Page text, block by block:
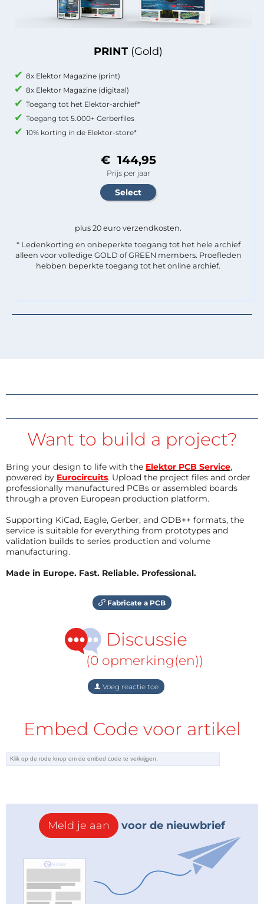
PRINT (Gold)
8x Elektor Magazine (print)
8x Elektor Magazine (digitaal)
Toegang tot het Elektor-archief*
Toegang tot 5.000+ Gerberfiles
10% korting in de Elektor-store*
€ 144,95
Prijs per jaar
plus 20 euro verzendkosten.
* Ledenkorting en onbeperkte toegang tot het hele archief
alleen voor volledige GOLD of GREEN members. Proefleden
hebben beperkte toegang tot het online archief.
Want to build a project?
Bring your design to life with the Elektor PCB Service,
powered by Eurocircuits. Upload the project files and order
professionally manufactured PCBs or assembled boards
through a proven European production platform.
Supporting KiCad, Eagle, Gerber, and ODB++ formats, the
service is suitable for everything from prototypes and
validation builds to series production and volume
manufacturing.
Made in Europe. Fast. Reliable. Professional.
Fabricate a PCB
Discussie
(0 opmerking(en))
Voeg reactie toe
Embed Code voor artikel
Meld je aan voor de nieuwbrief